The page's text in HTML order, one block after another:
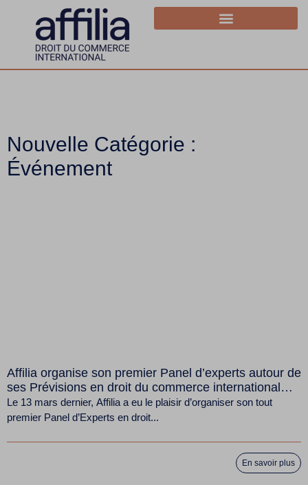
Nouvelle Catégorie :
Événement
Affilia organise son premier Panel d’experts autour de
ses Prévisions en droit du commerce international
2025
Le 13 mars dernier, Affilia a eu le plaisir d’organiser son tout
premier Panel d’Experts en droit...
En savoir plus